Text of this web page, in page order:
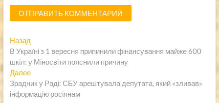
Навигация
по
записям
НазадПредыдущая
запись:
В Україні з 1 вересня припинили фінансування майже 600
шкіл: у Міносвіти пояснили причину
ДалееСледующая
запись:
Зрадник у Раді: СБУ арештувала депутата, який «зливав»
інформацію росіянам